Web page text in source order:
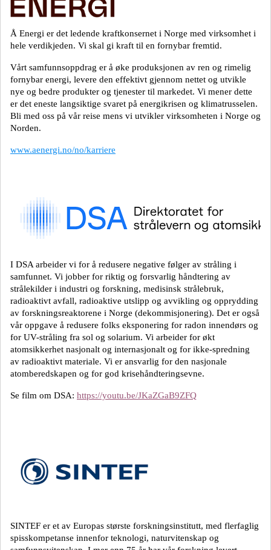
Å Energi er det ledende kraftkonsernet i Norge med virksomhet i
hele verdikjeden. Vi skal gi kraft til en fornybar fremtid.
Vårt samfunnsoppdrag er å øke produksjonen av ren og rimelig
fornybar energi, levere den effektivt gjennom nettet og utvikle
nye og bedre produkter og tjenester til markedet. Vi mener dette
er det eneste langsiktige svaret på energikrisen og klimatrusselen.
Bli med oss på vår reise mens vi utvikler virksomheten i Norge og
Norden.
www.aenergi.no/no/karriere
I DSA arbeider vi for å redusere negative følger av stråling i
samfunnet. Vi jobber for riktig og forsvarlig håndtering av
strålekilder i industri og forskning, medisinsk strålebruk,
radioaktivt avfall, radioaktive utslipp og avvikling og opprydding
av forskningsreaktorene i Norge (dekommisjonering). Det er også
vår oppgave å redusere folks eksponering for radon innendørs og
for UV-stråling fra sol og solarium. Vi arbeider for økt
atomsikkerhet nasjonalt og internasjonalt og for ikke-spredning
av radioaktivt materiale. Vi er ansvarlig for den nasjonale
atomberedskapen og for god krisehåndteringsevne.
Se film om DSA: https://youtu.be/JKaZGaB9ZFQ
SINTEF er et av Europas største forskningsinstitutt, med flerfaglig
spisskompetanse innenfor teknologi, naturvitenskap og